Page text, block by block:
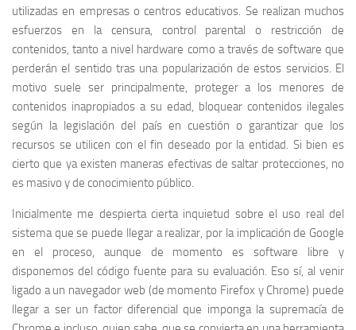
utilizadas en empresas o centros educativos. Se realizan muchos
esfuerzos en la censura, control parental o restricción de
contenidos, tanto a nivel hardware como a través de software que
perderán el sentido tras una popularización de estos servicios. El
motivo suele ser principalmente, proteger a los menores de
contenidos inapropiados a su edad, bloquear contenidos ilegales
según la legislación del país en cuestión o garantizar que los
recursos se utilicen con el fin deseado por la entidad. Si bien es
cierto que ya existen maneras efectivas de saltar protecciones, no
es masivo y de conocimiento público.
Inicialmente me despierta cierta inquietud sobre el uso real del
sistema que se puede llegar a realizar, por la implicación de Google
en el proceso, aunque de momento es software libre y
disponemos del código fuente para su evaluación. Eso sí, al venir
ligado a un navegador web (de momento Firefox y Chrome) puede
llegar a ser un factor diferencial que imponga la supremacía de